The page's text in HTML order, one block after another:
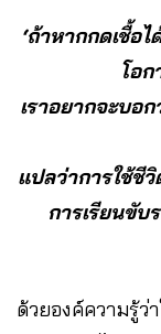
‘ถ้าหากกดเชื้อ
โอ
เราอยากจะบอก
แปลว่าการใช้ชี
การเรียนขับ
ด้วยองค์ความรู้ว่